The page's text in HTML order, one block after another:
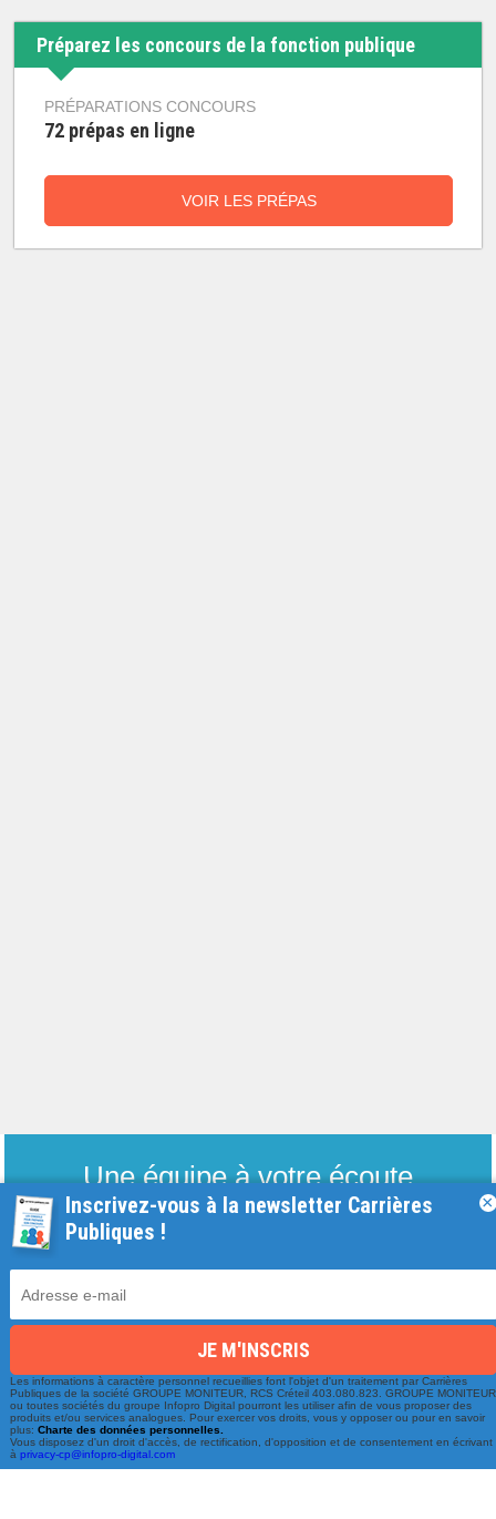
Préparez les concours de la fonction publique
PRÉPARATIONS CONCOURS
72 prépas en ligne
VOIR LES PRÉPAS
Une équipe à votre écoute
du lundi au vendredi de 9h à 17h
info@carrieres-publiques.com
Paiement securisé
Mentions légales
Inscrivez-vous à la newsletter Carrières
Publiques !
Les informations à caractère personnel recueillies font l'objet d'un traitement par Carrières
Publiques de la société GROUPE MONITEUR, RCS Créteil 403.080.823. GROUPE MONITEUR
ou toutes sociétés du groupe Infopro Digital pourront les utiliser afin de vous proposer des
produits et/ou services analogues. Pour exercer vos droits, vous y opposer ou pour en savoir
plus:Charte des données personnelles.
Vous disposez d'un droit d'accès, de rectification, d'opposition et de consentement en écrivant
àprivacy-cp@infopro-digital.com
×